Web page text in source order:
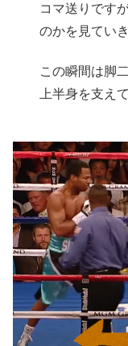
コマ送りです
のかを見ていき
この瞬間は脚
上半身を支え